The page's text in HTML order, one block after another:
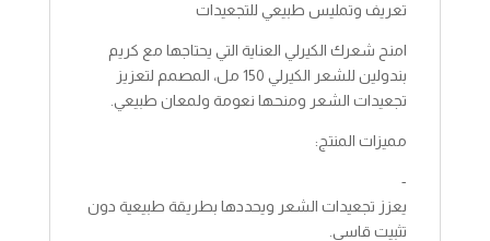
تعريف وتمليس طبيعي للتجعيدات
امنح شعرك الكيرلي العناية التي يحتاجها مع كريم
بندولين للشعر الكيرلي 150 مل، المصمم لتعزيز
تجعيدات الشعر ومنحها نعومة ولمعان طبيعي.
مميزات المنتج:
-
يعزز تجعيدات الشعر ويحددها بطريقة طبيعية دون
تثبيت قاسي.